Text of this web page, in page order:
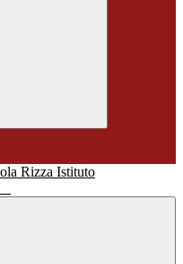
Istituto